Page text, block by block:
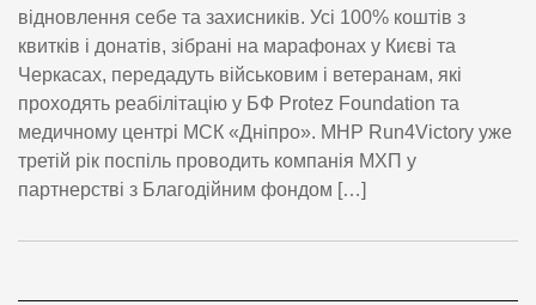
відновлення себе та захисників. Усі 100% коштів з
квитків і донатів, зібрані на марафонах у Києві та
Черкасах, передадуть військовим і ветеранам, які
проходять реабілітацію у БФ Protez Foundation та
медичному центрі МСК «Дніпро». MHP Run4Victory уже
третій рік поспіль проводить компанія МХП у
партнерстві з Благодійним фондом […]